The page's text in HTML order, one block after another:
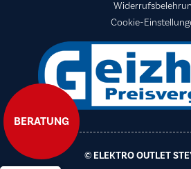
BERATUNG
Cookie-
© ELEKTRO OUTLET